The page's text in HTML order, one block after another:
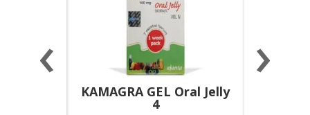
KAMAGRA GEL Oral Jelly
4
‹ ›